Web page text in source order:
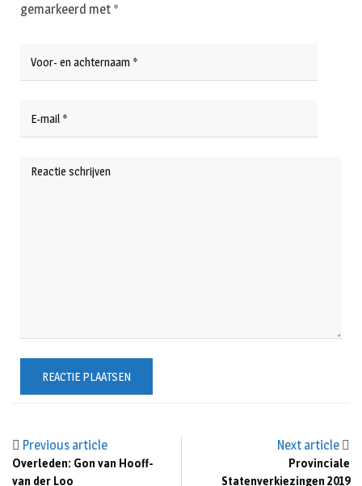
Previous article
Overleden: Gon van Hooff-
van der Loo
Next article
Provinciale
Statenverkiezingen 2019
gemarkeerd met *